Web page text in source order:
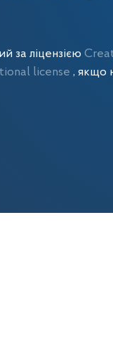
за ліцензією
license , якщо